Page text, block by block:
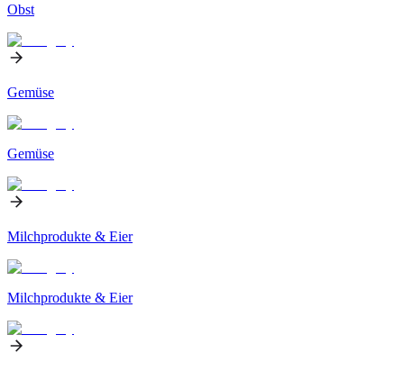
Obst
Gemüse
Gemüse
Milchprodukte & Eier
Milchprodukte & Eier